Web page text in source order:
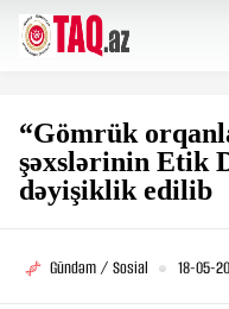
“Gömrük
şəxslərinin Etik
dəyişiklik edilib
Gündəm / Sosial 18-05-